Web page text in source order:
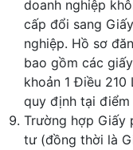
doanh nghiệp
cấp đổi sang
nghiệp. Hồ sơ
bao gồm các
khoản 1 Điều
quy định tại điểm
Trường hợp Giấy
tư (đồng thời là